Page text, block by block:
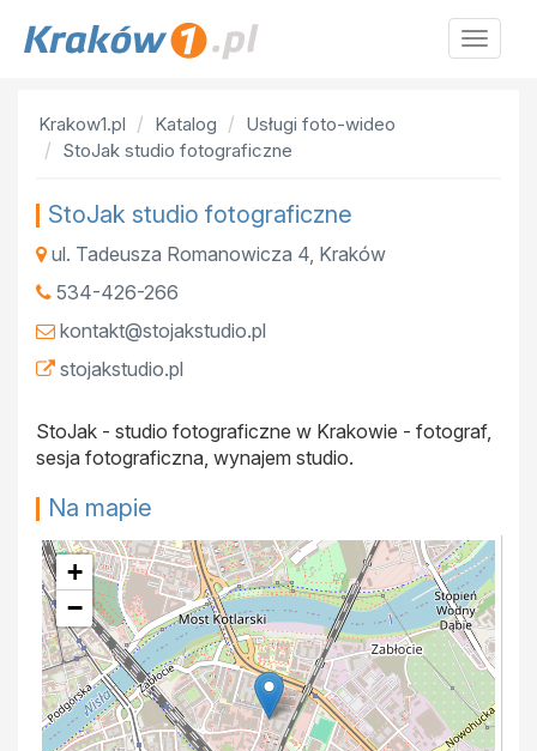
Krakow1.pl Katalog
Usługi foto-wideo
StoJak studio fotograficzne
StoJak studio fotograficzne
ul. Tadeusza Romanowicza 4, Kraków
534-426-266
kontakt@stojakstudio.pl
stojakstudio.pl
StoJak - studio fotograficzne w Krakowie - fotograf,
sesja fotograficzna, wynajem studio.
Na mapie
+
−